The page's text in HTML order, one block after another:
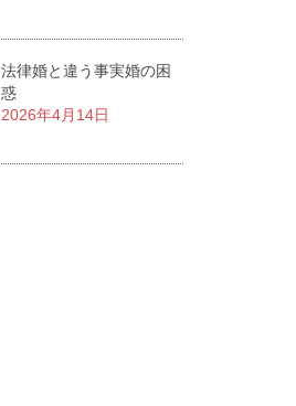
法律婚と違う事実婚の困
惑
2026年4月14日